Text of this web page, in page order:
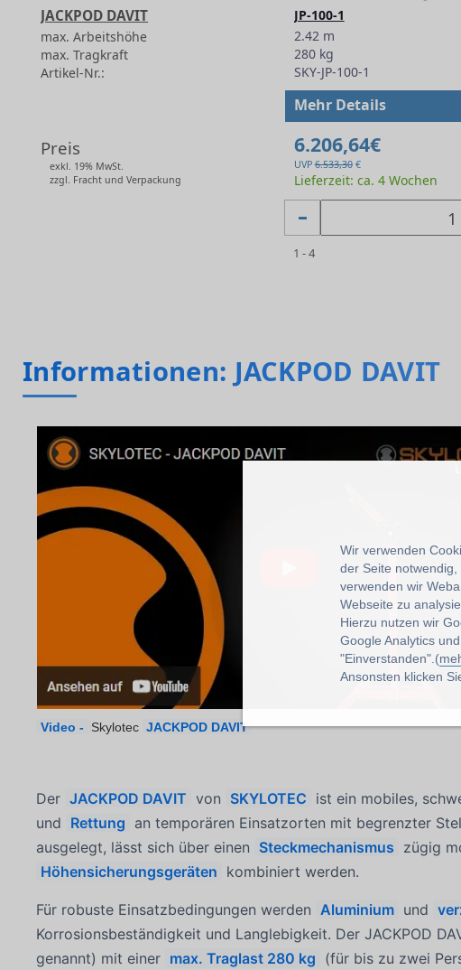
Wir verwenden
der Seite
verwenden wir
Webseite zu
Hierzu nutzen wir
Google Analytics
"Einverstanden".(
Ansonsten klicken
JACKPOD DAVIT
max. Arbeitshöhe
max. Tragkraft
Artikel-Nr.:
Preis
exkl. 19% MwSt.
zzgl. Fracht und Verpackung
JP-100-1
2.42 m
280 kg
SKY-JP-100-1
Mehr Details
6.206,64€
UVP6.533,30€
Lieferzeit: ca. 4 Wochen
1 - 4
Informationen: JACKPOD DAVIT
Video - Skylotec JACKPOD DAVIT
Der JACKPOD DAVIT von SKYLOTEC ist ein mobiles,
und Rettung an temporären Einsatzorten mit begrenzter
ausgelegt, lässt sich über einen Steckmechanismus zügig
Höhensicherungsgeräten kombiniert werden.
Für robuste Einsatzbedingungen werden Aluminium und
Korrosionsbeständigkeit und Langlebigkeit. Der JACKPOD
genannt) mit einer max. Traglast 280 kg (für bis zu zwei